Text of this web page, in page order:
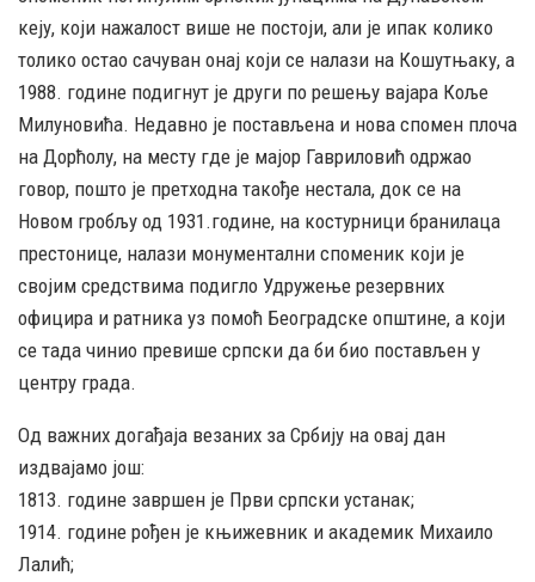
кеју, који нажалост више не постоји, али је ипак колико
толико остао сачуван онај који се налази на Кошутњаку, а
1988. године подигнут је други по решењу вајара Коље
Милуновића. Недавно је постављена и нова спомен плоча
на Дорћолу, на месту где је мајор Гавриловић одржао
говор, пошто је претходна такође нестала, док се на
Новом гробљу од 1931.године, на костурници бранилаца
престонице, налази монументални споменик који је
својим средствима подигло Удружење резервних
официра и ратника уз помоћ Београдске општине, а који
се тада чинио превише српски да би био постављен у
центру града.
Од важних догађаја везаних за Србију на овај дан
издвајамо још:
1813. године завршен је Први српски устанак;
1914. године рођен је књижевник и академик Михаило
Лалић;